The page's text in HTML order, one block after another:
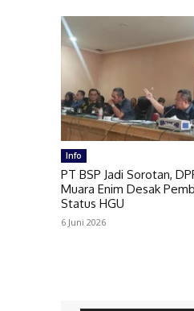
Info
PT BSP Jadi Sorotan,
Muara Enim Desak
Status HGU
6 Juni 2026